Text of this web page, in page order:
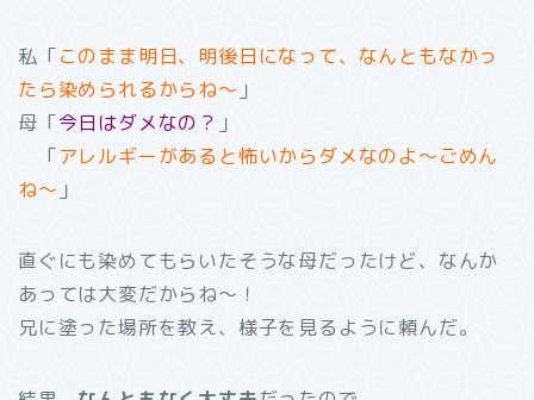
私「このまま明日、明後日になって、なんともなかっ
たら染められるからね～ 」
母「今日はダメなの？ 」
「アレルギーがあると怖いからダメなのよ～ごめん
ね～ 」
直ぐにも染めてもらいたそうな母だったけど、なんか
あっては大変だからね～！
兄に塗った場所を教え、様子を見るように頼んだ。